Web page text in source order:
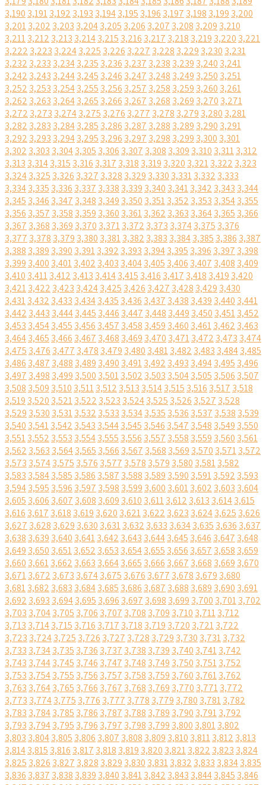
3,190 3,1913,192 3,193 3,1943,195 3,196 3,197 3,198 3,199 3,200
3,2013,202 3,203 3,2043,205 3,206 3,207 3,208 3,209 3,210
3,2113,212 3,213 3,2143,215 3,216 3,217 3,218 3,219 3,220 3,221
3,222 3,223 3,2243,225 3,226 3,227 3,228 3,229 3,230 3,231
3,232 3,233 3,2343,235 3,236 3,237 3,238 3,239 3,240 3,241
3,242 3,243 3,2443,245 3,246 3,247 3,248 3,249 3,250 3,251
3,252 3,253 3,2543,255 3,256 3,257 3,258 3,259 3,260 3,261
3,262 3,263 3,2643,265 3,266 3,267 3,268 3,269 3,270 3,271
3,272 3,273 3,2743,275 3,276 3,277 3,278 3,279 3,280 3,281
3,282 3,283 3,2843,285 3,286 3,287 3,288 3,289 3,290 3,291
3,292 3,293 3,2943,295 3,296 3,297 3,298 3,299 3,300 3,301
3,302 3,303 3,3043,305 3,306 3,307 3,308 3,309 3,310 3,3113,312
3,313 3,3143,315 3,316 3,317 3,318 3,319 3,320 3,3213,322 3,323
3,3243,325 3,326 3,327 3,328 3,329 3,330 3,3313,332 3,333
3,3343,335 3,336 3,337 3,338 3,339 3,340 3,3413,342 3,343 3,344
3,345 3,346 3,347 3,348 3,349 3,350 3,3513,352 3,353 3,3543,355
3,356 3,357 3,358 3,359 3,360 3,3613,362 3,363 3,3643,365 3,366
3,367 3,368 3,369 3,370 3,3713,372 3,373 3,3743,375 3,376
3,377 3,378 3,379 3,380 3,3813,382 3,383 3,3843,385 3,386 3,387
3,388 3,389 3,390 3,3913,392 3,393 3,3943,395 3,396 3,397 3,398
3,399 3,400 3,4013,402 3,403 3,4043,405 3,406 3,407 3,408 3,409
3,410 3,4113,412 3,413 3,4143,415 3,416 3,417 3,418 3,419 3,420
3,4213,422 3,423 3,4243,425 3,426 3,427 3,428 3,429 3,430
3,4313,432 3,433 3,4343,435 3,436 3,437 3,438 3,439 3,440 3,441
3,442 3,443 3,4443,445 3,446 3,447 3,448 3,449 3,450 3,4513,452
3,453 3,4543,455 3,456 3,457 3,458 3,459 3,460 3,4613,462 3,463
3,4643,465 3,466 3,467 3,468 3,469 3,470 3,4713,472 3,473 3,474
3,475 3,476 3,477 3,478 3,479 3,480 3,4813,482 3,483 3,4843,485
3,486 3,487 3,488 3,489 3,490 3,4913,492 3,493 3,4943,495 3,496
3,497 3,498 3,499 3,500 3,5013,502 3,503 3,5043,505 3,506 3,507
3,508 3,509 3,510 3,5113,512 3,513 3,5143,515 3,516 3,517 3,518
3,519 3,520 3,5213,522 3,523 3,5243,525 3,526 3,527 3,528
3,529 3,530 3,5313,532 3,533 3,5343,535 3,536 3,537 3,538 3,539
3,540 3,5413,542 3,543 3,5443,545 3,546 3,547 3,548 3,549 3,550
3,5513,552 3,553 3,5543,555 3,556 3,557 3,558 3,559 3,560 3,561
3,562 3,563 3,5643,565 3,566 3,567 3,568 3,569 3,570 3,5713,572
3,573 3,5743,575 3,576 3,577 3,578 3,579 3,580 3,5813,582
3,583 3,5843,585 3,586 3,587 3,588 3,589 3,590 3,5913,592 3,593
3,5943,595 3,596 3,597 3,598 3,599 3,600 3,6013,602 3,603 3,604
3,605 3,606 3,607 3,608 3,609 3,610 3,6113,612 3,613 3,6143,615
3,616 3,617 3,618 3,619 3,620 3,6213,622 3,623 3,6243,625 3,626
3,627 3,628 3,629 3,630 3,6313,632 3,633 3,6343,635 3,636 3,637
3,638 3,639 3,640 3,6413,642 3,643 3,6443,645 3,646 3,647 3,648
3,649 3,650 3,6513,652 3,653 3,6543,655 3,656 3,657 3,658 3,659
3,660 3,6613,662 3,663 3,6643,665 3,666 3,667 3,668 3,669 3,670
3,6713,672 3,673 3,6743,675 3,676 3,677 3,678 3,679 3,680
3,6813,682 3,683 3,6843,685 3,686 3,687 3,688 3,689 3,690 3,691
3,692 3,693 3,6943,695 3,696 3,697 3,698 3,699 3,700 3,7013,702
3,703 3,7043,705 3,706 3,707 3,708 3,709 3,710 3,7113,712
3,713 3,7143,715 3,716 3,717 3,718 3,719 3,720 3,7213,722
3,723 3,7243,725 3,726 3,727 3,728 3,729 3,730 3,7313,732
3,733 3,7343,735 3,736 3,737 3,738 3,739 3,740 3,7413,742
3,743 3,7443,745 3,746 3,747 3,748 3,749 3,750 3,7513,752
3,753 3,7543,755 3,756 3,757 3,758 3,759 3,760 3,7613,762
3,763 3,7643,765 3,766 3,767 3,768 3,769 3,770 3,7713,772
3,773 3,7743,775 3,776 3,777 3,778 3,779 3,780 3,7813,782
3,783 3,7843,785 3,786 3,787 3,788 3,789 3,790 3,7913,792
3,793 3,7943,795 3,796 3,797 3,798 3,799 3,800 3,8013,802
3,803 3,8043,805 3,806 3,807 3,808 3,809 3,810 3,8113,812 3,813
3,8143,815 3,816 3,817 3,818 3,819 3,820 3,8213,822 3,823 3,824
3,825 3,826 3,827 3,828 3,829 3,830 3,8313,832 3,833 3,8343,835
3,836 3,837 3,838 3,839 3,840 3,8413,842 3,843 3,8443,845 3,846